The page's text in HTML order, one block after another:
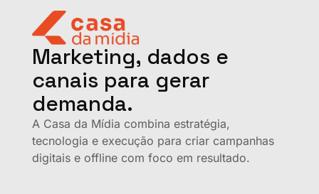
Marketing, dados e
canais para gerar
demanda.
A Casa da Mídia combina estratégia,
tecnologia e execução para criar campanhas
digitais e offline com foco em resultado.